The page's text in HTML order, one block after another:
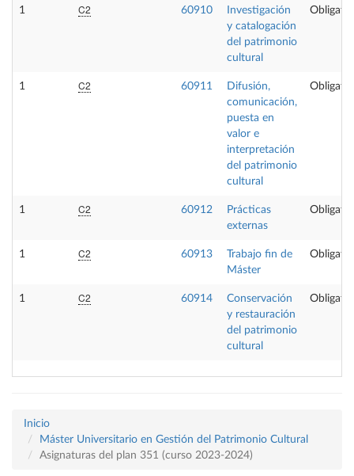
1 C2 60910
Investigación
y catalogación
del patrimonio
cultural
1 C2 60911
Difusión,
comunicación,
puesta en
valor e
interpretación
del patrimonio
cultural
1 C2 60912
Prácticas
externas
1 C2 60913
Trabajo fin de
Máster
1 C2 60914
Conservación
y restauración
del patrimonio
cultural
Inicio
Máster Universitario en Gestión del Patrimonio Cultural
Asignaturas del plan 351 (curso 2023-2024)